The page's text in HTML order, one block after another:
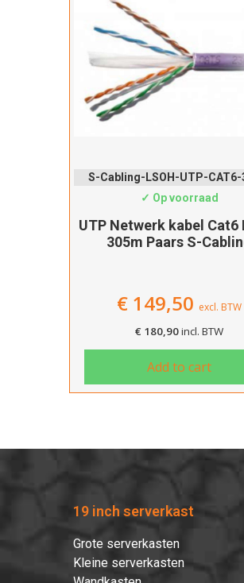
S-Cabling-LSOH-UTP-CAT6-
✓ Op voorraad
UTP Netwerk kabel Cat6
305m Paars S-
€ 149,50 excl. BTW
€ 180,90incl. BTW
Add to cart
19 inch serverkast
Grote serverkasten
Kleine serverkasten